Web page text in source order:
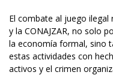
El combate al juego
y la CONAJZAR, no solo
la economía formal, sino
estas actividades con
activos y el crimen